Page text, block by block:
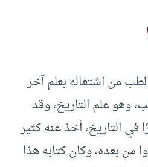
من اشتغاله بعلم آخر
وهو علم التاريخ، وقد
في التاريخ، أخذ عنه كثير
من بعده، وكان كتابه هذا